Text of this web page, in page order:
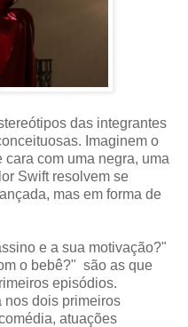
das integrantes
Imaginem o
com uma negra, uma
Swift resolvem se
mas em forma de
e a sua motivação?"
o bebê?" são as que
episódios.
nos dois primeiros
atuações